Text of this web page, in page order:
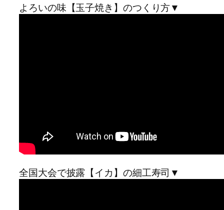
よろいの味【玉子焼き】のつくり方▼
全国大会で披露【イカ】の細工寿司▼